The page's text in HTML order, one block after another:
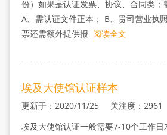
份）如果是认证发票、协议、合同类；
A、需认证文件正本； B、贵司营业执
票还需额外提供报 阅读全文
埃及大使馆认证样本
更新于：2020/11/25 关注度：2961
埃及大使馆认证一般需要7-10个工作日